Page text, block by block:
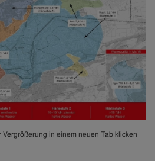
in einem neuen Tab klicken